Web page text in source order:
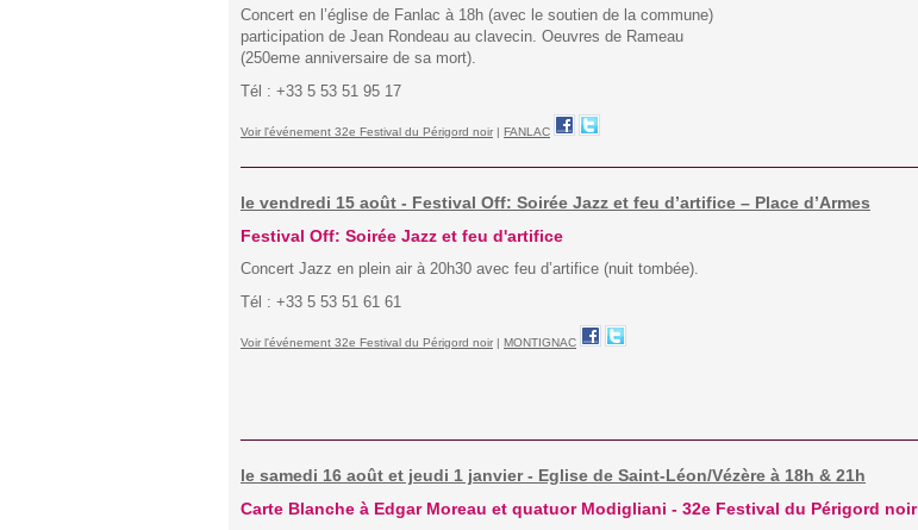
Concert en l’église de Fanlac à 18h (avec le soutien de la commune)
participation de Jean Rondeau au clavecin. Oeuvres de Rameau
(250eme anniversaire de sa mort).
Tél : +33 5 53 51 95 17
Voir l'événement 32e Festival du Périgord noir | FANLAC
le vendredi 15 août - Festival Off: Soirée Jazz et feu d’artifice – Place d’Armes
Festival Off: Soirée Jazz et feu d'artifice
Concert Jazz en plein air à 20h30 avec feu d’artifice (nuit tombée).
Tél : +33 5 53 51 61 61
Voir l'événement 32e Festival du Périgord noir | MONTIGNAC
le samedi 16 août et jeudi 1 janvier - Eglise de Saint-Léon/Vézère à 18h & 21h
Carte Blanche à Edgar Moreau et quatuor Modigliani - 32e Festival du Périgord noir